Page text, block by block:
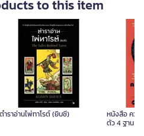
to this item
ตำราอ่านไพ่ทาโรต์ (ยิบซี)
หนังสือ ควา
ตัว 4 ฐาน แ